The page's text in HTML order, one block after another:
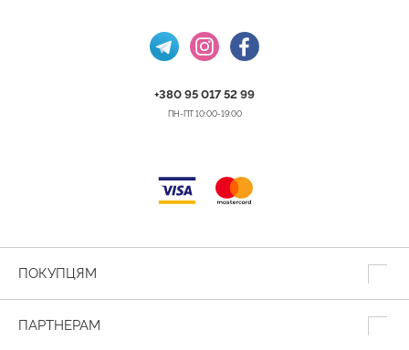
+380 95 017 52 99
ПН-ПТ 10:00-19:00
ПОКУПЦЯМ
ПАРТНЕРАМ